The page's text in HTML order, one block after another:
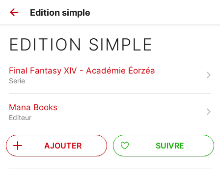
Edition simple
EDITION SIMPLE
Final Fantasy XIV - Académie Éorzéa
Serie
Mana Books
Editeur
AJOUTER SUIVRE